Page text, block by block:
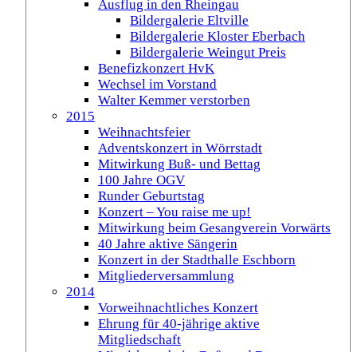
Ausflug in den Rheingau
Bildergalerie Eltville
Bildergalerie Kloster Eberbach
Bildergalerie Weingut Preis
Benefizkonzert HvK
Wechsel im Vorstand
Walter Kemmer verstorben
2015
Weihnachtsfeier
Adventskonzert in Wörrstadt
Mitwirkung Buß- und Bettag
100 Jahre OGV
Runder Geburtstag
Konzert – You raise me up!
Mitwirkung beim Gesangverein Vorwärts
40 Jahre aktive Sängerin
Konzert in der Stadthalle Eschborn
Mitgliederversammlung
2014
Vorweihnachtliches Konzert
Ehrung für 40-jährige aktive
Mitgliedschaft